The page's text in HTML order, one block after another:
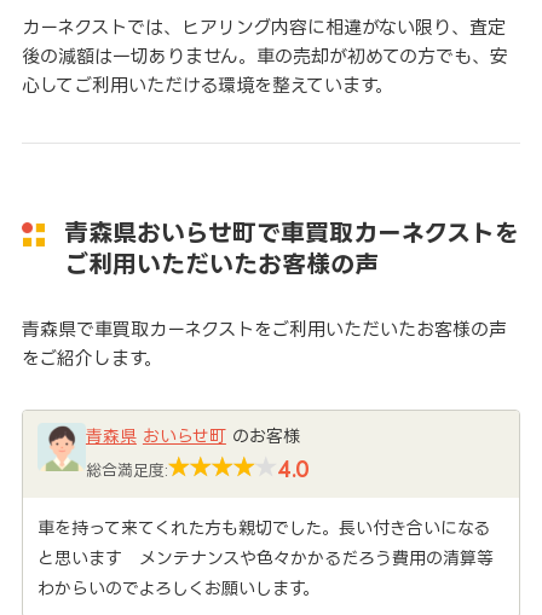
カーネクストでは、ヒアリング内容に相違がない限り、査定
後の減額は一切ありません。車の売却が初めての方でも、安
心してご利用いただける環境を整えています。
青森県おいらせ町で車買取カーネクストを
ご利用いただいたお客様の声
青森県で車買取カーネクストをご利用いただいたお客様の声
をご紹介します。
青森県 おいらせ町のお客様
総合満足度: 4.0
車を持って来てくれた方も親切でした。長い付き合いになる
と思います メンテナンスや色々かかるだろう費用の清算等
わからいのでよろしくお願いします。